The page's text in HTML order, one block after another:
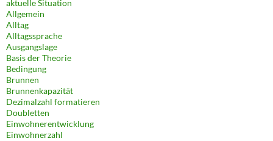
aktuelle Situation
Allgemein
Alltag
Alltagssprache
Ausgangslage
Basis der Theorie
Bedingung
Brunnen
Brunnenkapazität
Dezimalzahl formatieren
Doubletten
Einwohnerentwicklung
Einwohnerzahl